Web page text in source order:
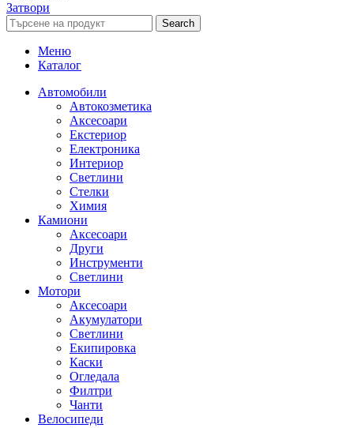
Затвори
Search
Меню
Каталог
Автомобили
Автокозметика
Аксесоари
Екстериор
Електроника
Интериор
Светлини
Стелки
Химия
Камиони
Аксесоари
Други
Инструменти
Светлини
Мотори
Аксесоари
Акумулатори
Светлини
Екипировка
Каски
Огледала
Филтри
Чанти
Велосипеди